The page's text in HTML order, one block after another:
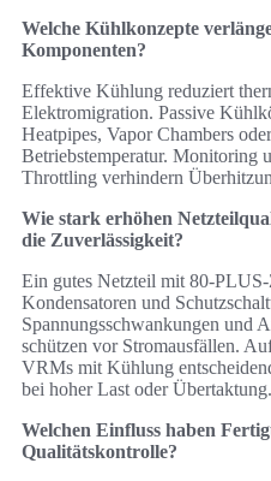
Welche Kühlkonzepte
Komponenten?
Effektive Kühlung reduziert
Elektromigration. Passive
Heatpipes, Vapor Chambers
Betriebstemperatur. Monitoring
Throttling verhindern
Wie stark erhöhen
die Zuverlässigkeit?
Ein gutes Netzteil mit
Kondensatoren und
Spannungsschwankungen und
schützen vor Stromausfällen.
VRMs mit Kühlung
bei hoher Last oder Übertaktung.
Welchen Einfluss haben
Qualitätskontrolle?